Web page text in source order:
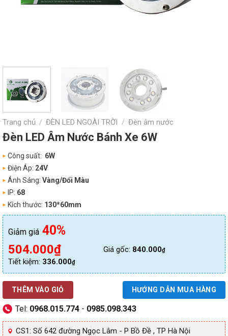
Trang chủ / ĐÈN LED NGOÀI TRỜI / Đèn âm nước
Đèn LED Âm Nước Bánh Xe 6W
Công suất: 6W
Điện Áp: 24V
Ánh Sáng: Vàng/Đổi Màu
IP: 68
Kích thước: 130*60mm
Giảm giá 40%
Giá
gốc
là:
840.000₫.
504.000₫Giá
hiện
tại
là:
504.000₫.
Giá gốc: 840.000₫
Tiết kiệm: 336.000₫
THÊM VÀO GIỎ HƯỚNG DẪN MUA HÀNG
Tel: 0968.015.774 - 0985.098.343
CS1: Số 642 đường Ngọc Lâm - P Bồ Đề , TP Hà Nội